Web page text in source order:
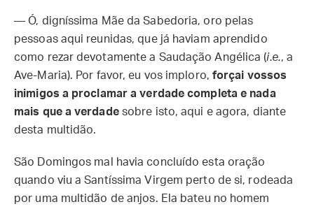
— Ó, digníssima Mãe da Sabedoria, oro pelas
pessoas aqui reunidas, que já haviam aprendido
como rezar devotamente a Saudação Angélica (i.e., a
Ave-Maria). Por favor, eu vos imploro, forçai vossos
inimigos a proclamar a verdade completa e nada
mais que a verdadesobre isto, aqui e agora, diante
desta multidão.
São Domingos mal havia concluído esta oração
quando viu a Santíssima Virgem perto de si, rodeada
por uma multidão de anjos. Ela bateu no homem